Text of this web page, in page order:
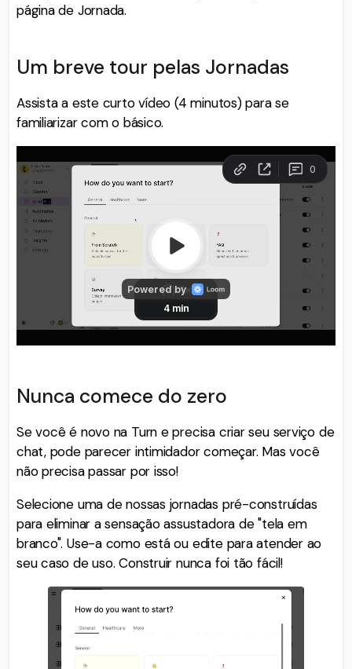
página de Jornada.
Um breve tour pelas Jornadas
Assista a este curto vídeo (4 minutos) para se
familiarizar com o básico.
Nunca comece do zero
Se você é novo na Turn e precisa criar seu serviço de
chat, pode parecer intimidador começar. Mas você
não precisa passar por isso!
Selecione uma de nossas jornadas pré-construídas
para eliminar a sensação assustadora de "tela em
branco". Use-a como está ou edite para atender ao
seu caso de uso. Construir nunca foi tão fácil!